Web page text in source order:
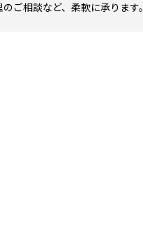
ご相談など、柔軟に承ります。